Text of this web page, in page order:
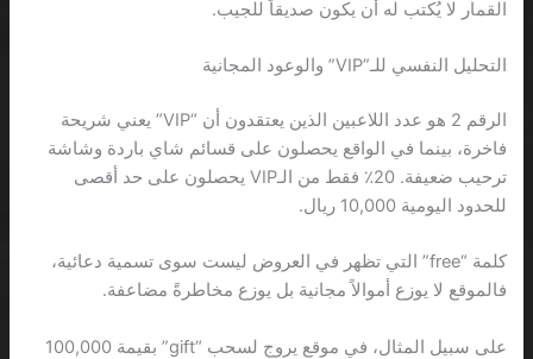
القمار لا يُكتب له أن يكون صديقاً للجيب.
التحليل النفسي للـ”VIP” والوعود المجانية
الرقم 2 هو عدد اللاعبين الذين يعتقدون أن “VIP” يعني شريحة
فاخرة، بينما في الواقع يحصلون على قسائم شاي باردة وشاشة
ترحيب ضعيفة. 20٪ فقط من الـVIP يحصلون على حد أقصى
للحدود اليومية 10,000 ريال.
كلمة “free” التي تظهر في العروض ليست سوى تسمية دعائية،
فالموقع لا يوزع أموالاً مجانية بل يوزع مخاطرةً مضاعفة.
على سبيل المثال، في موقع يروج لسحب “gift” بقيمة 100,000